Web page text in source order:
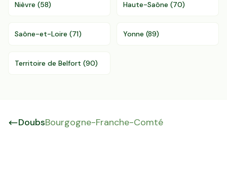
Nièvre (58) Haute-Saône (70)
Saône-et-Loire (71) Yonne (89)
Territoire de Belfort (90)
DoubsBourgogne-Franche-Comté